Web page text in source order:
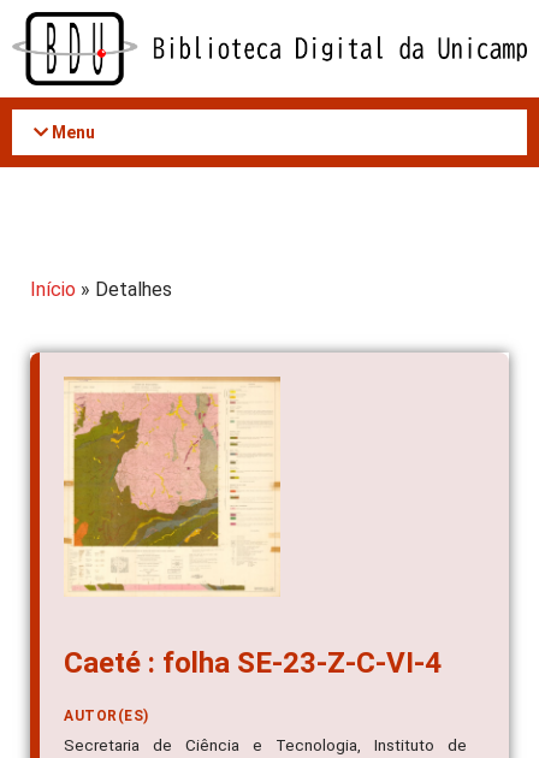
Acessar
conteúdo
Menu
Início » Detalhes
Caeté : folha SE-23-Z-C-VI-4
AUTOR(ES)
Secretaria de Ciência e Tecnologia, Instituto de